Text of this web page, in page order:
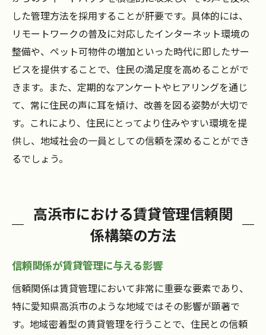
した管理方法を採用することが肝要です。具体的には、
リモートワークの普及に対応したインターネット環境の
整備や、ペット可物件の増加といった時代に即したサー
ビスを提供することで、住民の満足度を高めることがで
きます。また、定期的なアンケートやヒアリングを通じ
て、常に住民の声に耳を傾け、改善を図る姿勢が大切で
す。これにより、住民にとってより住みやすい環境を提
供し、地域社会の一員としての信頼を深めることができ
るでしょう。
高浜市における賃貸管理信頼関
係構築の方法
信頼関係が賃貸管理に与える影響
信頼関係は賃貸管理において非常に重要な要素であり、
特に愛知県高浜市のような地域ではその影響が顕著で
す。地域密着型の賃貸管理を行うことで、住民との信頼